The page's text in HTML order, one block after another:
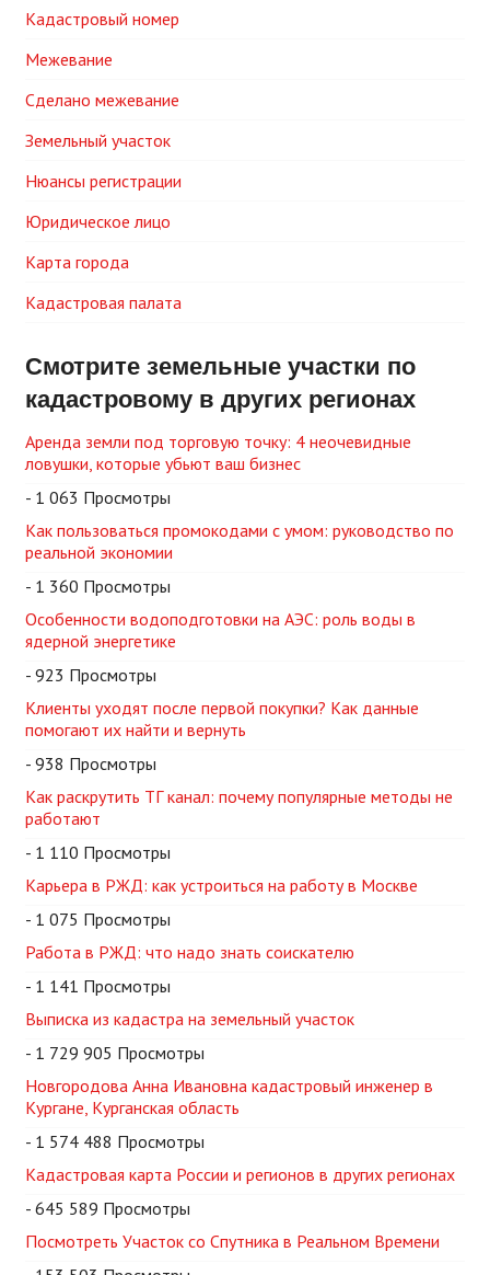
Кадастровый номер
Межевание
Сделано межевание
Земельный участок
Нюансы регистрации
Юридическое лицо
Карта города
Кадастровая палата
Смотрите земельные участки по
кадастровому в других регионах
Аренда земли под торговую точку: 4 неочевидные
ловушки, которые убьют ваш бизнес
- 1 063 Просмотры
Как пользоваться промокодами с умом: руководство по
реальной экономии
- 1 360 Просмотры
Особенности водоподготовки на АЭС: роль воды в
ядерной энергетике
- 923 Просмотры
Клиенты уходят после первой покупки? Как данные
помогают их найти и вернуть
- 938 Просмотры
Как раскрутить ТГ канал: почему популярные методы не
работают
- 1 110 Просмотры
Карьера в РЖД: как устроиться на работу в Москве
- 1 075 Просмотры
Работа в РЖД: что надо знать соискателю
- 1 141 Просмотры
Выписка из кадастра на земельный участок
- 1 729 905 Просмотры
Новгородова Анна Ивановна кадастровый инженер в
Кургане, Курганская область
- 1 574 488 Просмотры
Кадастровая карта России и регионов в других регионах
- 645 589 Просмотры
Посмотреть Участок со Спутника в Реальном Времени